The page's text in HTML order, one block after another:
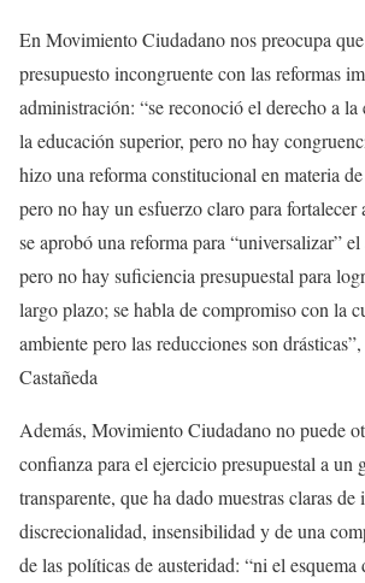
En Movimiento Ciudadano nos preocupa
presupuesto incongruente con las reformas
administración: “se reconoció el derecho a
la educación superior, pero no hay
hizo una reforma constitucional en materia
pero no hay un esfuerzo claro para fortalecer
se aprobó una reforma para “universalizar”
pero no hay suficiencia presupuestal para
largo plazo; se habla de compromiso con la
ambiente pero las reducciones son
Castañeda
Además, Movimiento Ciudadano no puede
confianza para el ejercicio presupuestal a un
transparente, que ha dado muestras claras
discrecionalidad, insensibilidad y de una
de las políticas de austeridad: “ni el esquema